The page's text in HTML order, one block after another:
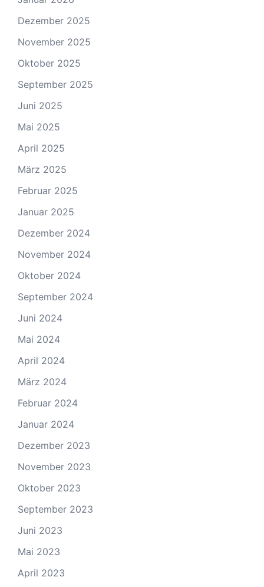
Dezember 2025
November 2025
Oktober 2025
September 2025
Juni 2025
Mai 2025
April 2025
März 2025
Februar 2025
Januar 2025
Dezember 2024
November 2024
Oktober 2024
September 2024
Juni 2024
Mai 2024
April 2024
März 2024
Februar 2024
Januar 2024
Dezember 2023
November 2023
Oktober 2023
September 2023
Juni 2023
Mai 2023
April 2023